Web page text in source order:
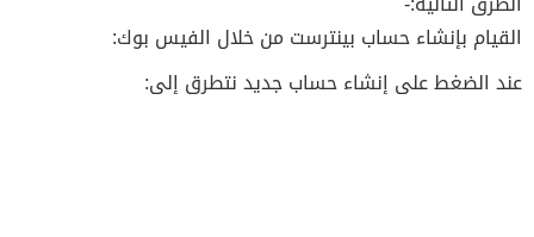
القيام بإنشاء حساب بينترست من خلال الفيس بوك:
عند الضغط على إنشاء حساب جديد نتطرق إلى: